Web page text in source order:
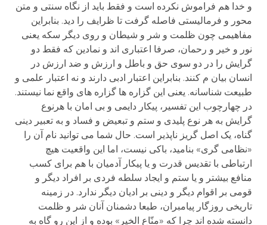
و خدا هم فراموش نکرده است و فقط باید از نگاه سنتی و متن
محور و فرمالیستی فاصله گرفت تا ظرایف را دید. بنابراین
مفاهیمی چون ظلمت و شر و شیطان و روی دیگر سکه یعنی
نور و خیر و رحمان، صرفا اعتباری اند و نمادین که فقط دو
گرایش را در دو سوی حق و باطل و ارزش و ضد ارزش در
انسان بیان م کنند. بنابراین اعتبار ادبی دارند و نه اعتبار علمی و
طبیعت شناسانه. یعنی این گزاره ها گزاره های واقع نما نیستند.
در چهارچوب این تفسیر، پیکار دایمی و بی امان با هرنوع
گرایش به هر نوع پلیدی و ستم و تبعیض و فساد و به تعبیر دینی
گناه، یک اصل گریز ناپذیر است. حال شما می توانید نام آن را
«نظامی گری» بنامید، باکی نیست، اما این واقعیت هیچ
ارتباطی با تقدیس قدرت و یا پیکار آدمیان با هم برای کسب
منافع بیشتر و یا ستم و ایجاد سلطه فردی بر افراد دیگر و
قومی بر اقوام دیگر و دینی بر ادیان دیگر ندارد. در زمینه
تاریخی روزگار پیامبران، طبعا دشمنان آنان شر و ظلمت
دانسته شده اند چرا که «منّاع الخیر» بوده و از این رو گاه به